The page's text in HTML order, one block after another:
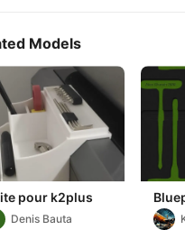
Models
pour k2plus
Denis Bauta
set